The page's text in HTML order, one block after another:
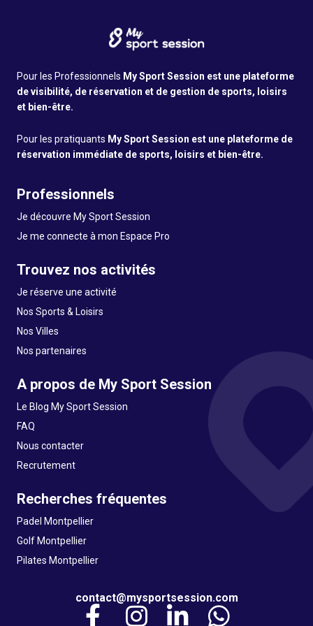
Pour les Professionnels My Sport Session est une plateforme
de visibilité, de réservation et de gestion de sports, loisirs
et bien-être.
Pour les pratiquants My Sport Session est une plateforme de
réservation immédiate de sports, loisirs et bien-être.
Professionnels
Je découvre My Sport Session
Je me connecte à mon Espace Pro
Trouvez nos activités
Je réserve une activité
Nos Sports & Loisirs
Nos Villes
Nos partenaires
A propos de My Sport Session
Le Blog My Sport Session
FAQ
Nous contacter
Recrutement
Recherches fréquentes
Padel Montpellier
Golf Montpellier
Pilates Montpellier
contact@mysportsession.com